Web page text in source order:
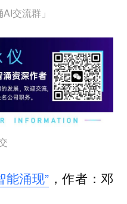
交流群」
能涌现” ，作者：邓